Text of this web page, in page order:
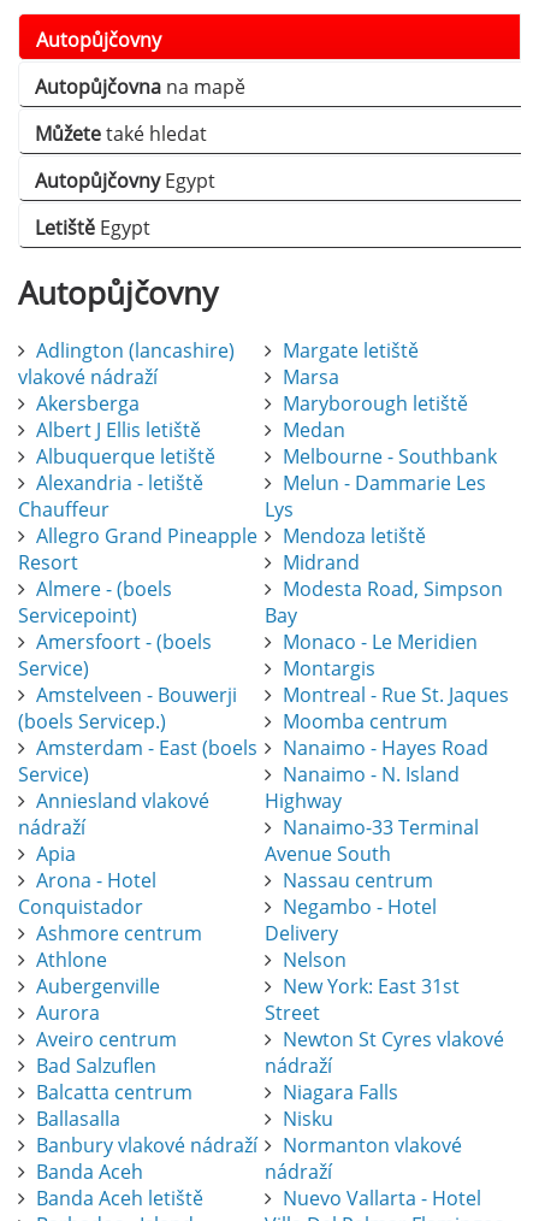
Autopůjčovny
Autopůjčovna na mapě
Můžetetaké hledat
AutopůjčovnyEgypt
Letiště Egypt
Autopůjčovny
Adlington (lancashire)
vlakové nádraží
Akersberga
Albert J Ellis letiště
Albuquerque letiště
Alexandria - letiště
Chauffeur
Allegro Grand Pineapple
Resort
Almere - (boels
Servicepoint)
Amersfoort - (boels
Service)
Amstelveen - Bouwerji
(boels Servicep.)
Amsterdam - East (boels
Service)
Anniesland vlakové
nádraží
Apia
Arona - Hotel
Conquistador
Ashmore centrum
Athlone
Aubergenville
Aurora
Aveiro centrum
Bad Salzuflen
Balcatta centrum
Ballasalla
Banbury vlakové nádraží
Banda Aceh
Banda Aceh letiště
Margate letiště
Marsa
Maryborough letiště
Medan
Melbourne - Southbank
Melun - Dammarie Les
Lys
Mendoza letiště
Midrand
Modesta Road, Simpson
Bay
Monaco - Le Meridien
Montargis
Montreal - Rue St. Jaques
Moomba centrum
Nanaimo - Hayes Road
Nanaimo - N. Island
Highway
Nanaimo-33 Terminal
Avenue South
Nassau centrum
Negambo - Hotel
Delivery
Nelson
New York: East 31st
Street
Newton St Cyres vlakové
nádraží
Niagara Falls
Nisku
Normanton vlakové
nádraží
Nuevo Vallarta - Hotel